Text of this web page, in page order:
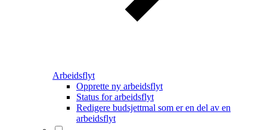
Arbeidsflyt
Opprette ny arbeidsflyt
Status for arbeidsflyt
Redigere budsjettmal som er en del av en
arbeidsflyt